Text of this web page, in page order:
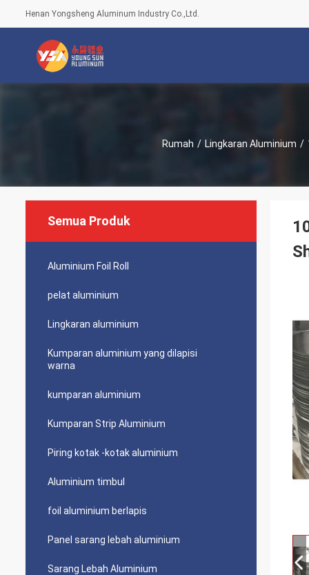
Henan Yongsheng Aluminum Industry Co.,Ltd.
Rumah / Lingkaran Aluminium /
Semua Produk
Aluminium Foil Roll
pelat aluminium
Lingkaran aluminium
Kumparan aluminium yang dilapisi
warna
kumparan aluminium
Kumparan Strip Aluminium
Piring kotak -kotak aluminium
Aluminium timbul
foil aluminium berlapis
Panel sarang lebah aluminium
Sarang Lebah Aluminium